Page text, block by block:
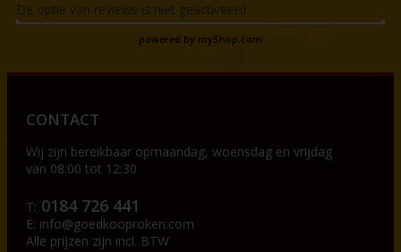
De optie van reviews is niet geactiveerd
powered by myShop.com
CONTACT
Wij zijn bereikbaar opmaandag, woensdag en vrijdag
van 08:00 tot 12:30
T: 0184 726 441
E: info@goedkooproken.com
Alle prijzen zijn incl. BTW